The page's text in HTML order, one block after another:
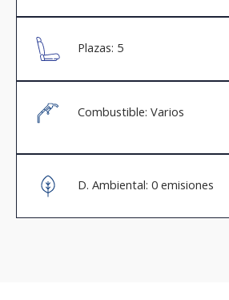
Plazas: 5
Combustible: Varios
D. Ambiental: 0 emisiones